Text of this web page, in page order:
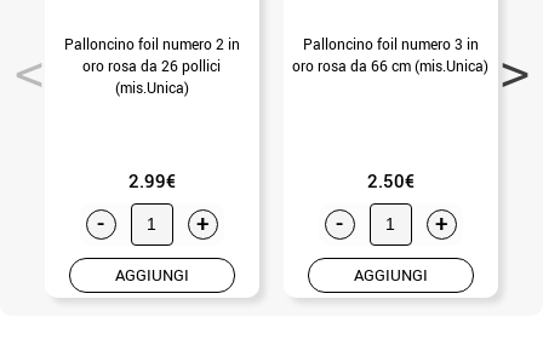
Palloncino foil numero 2 in
oro rosa da 26 pollici
(mis.Unica)
2.99€
- +
AGGIUNGI
Palloncino foil numero 3 in
oro rosa da 66 cm (mis.Unica)
2.50€
- +
AGGIUNGI